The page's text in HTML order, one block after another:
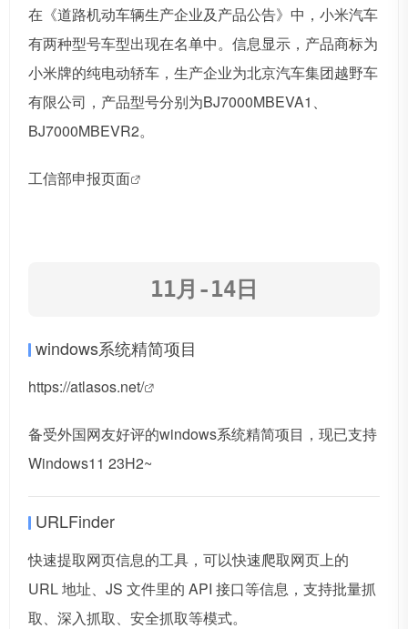
在《道路机动车辆生产企业及产品公告》中，小米汽车
有两种型号车型出现在名单中。信息显示，产品商标为
小米牌的纯电动轿车，生产企业为北京汽车集团越野车
有限公司，产品型号分别为BJ7000MBEVA1、
BJ7000MBEVR2。
工信部申报页面
11月-14日
windows系统精简项目
https://atlasos.net/
备受外国网友好评的windows系统精简项目，现已支持
Windows11 23H2~
URLFinder
快速提取网页信息的工具，可以快速爬取网页上的
URL 地址、JS 文件里的 API 接口等信息，支持批量抓
取、深入抓取、安全抓取等模式。